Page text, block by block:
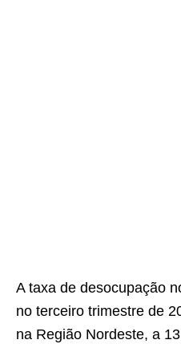
A taxa de desocupação
no terceiro trimestre de
na Região Nordeste, a